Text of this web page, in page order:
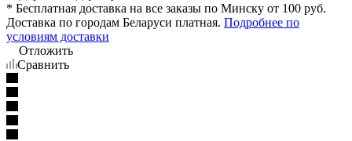
* Бесплатная доставка на все заказы по Минску от 100 руб.
Доставка по городам Беларуси платная. Подробнее по
условиям доставки
Отложить
Сравнить